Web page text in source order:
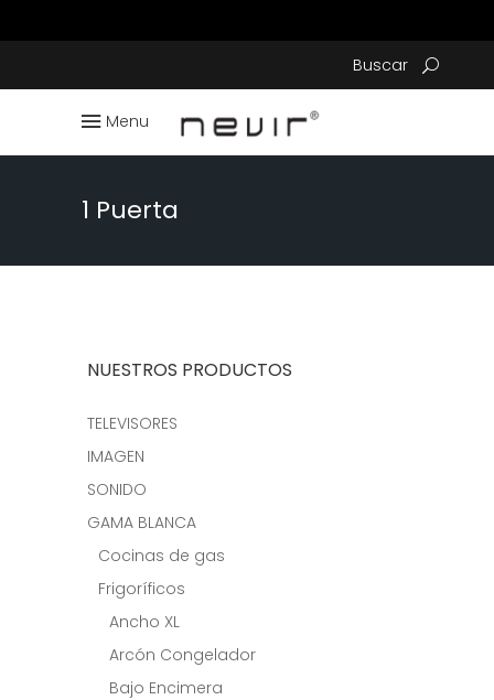
Buscar
Menu
1 Puerta
NUESTROS PRODUCTOS
TELEVISORES
IMAGEN
SONIDO
GAMA BLANCA
Cocinas de gas
Frigoríficos
Ancho XL
Arcón Congelador
Bajo Encimera